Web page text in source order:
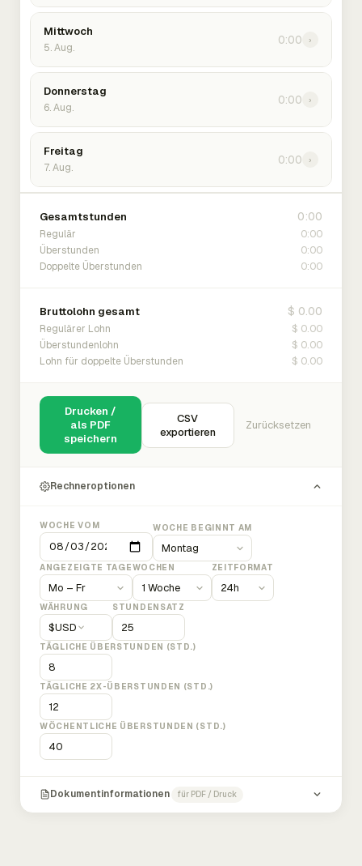
Mittwoch
5. Aug.
0:00 ›
Donnerstag
6. Aug.
0:00 ›
Freitag
7. Aug.
0:00 ›
Gesamtstunden 0:00
Regulär 0:00
Überstunden 0:00
Doppelte Überstunden 0:00
Bruttolohn gesamt $ 0.00
Regulärer Lohn $ 0.00
Überstundenlohn $ 0.00
Lohn für doppelte Überstunden $ 0.00
Drucken /
als PDF
speichern
CSV
exportieren
Zurücksetzen
Rechneroptionen
WOCHE VOM WOCHE BEGINNT AM
ANGEZEIGTE TAGEWOCHEN ZEITFORMAT
WÄHRUNG
$USD
STUNDENSATZ
TÄGLICHE ÜBERSTUNDEN (STD.)
TÄGLICHE 2X-ÜBERSTUNDEN (STD.)
WÖCHENTLICHE ÜBERSTUNDEN (STD.)
Dokumentinformationen für PDF / Druck